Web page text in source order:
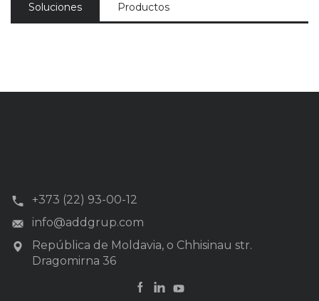
Soluciones Productos
+373 (22) 93-00-12
info@addgrup.com
República de Moldavia, o Chhisinau str.
Dragomirna 36